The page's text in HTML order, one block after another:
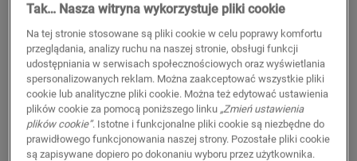
26,20
Sugerowana cena brutto
WYSZUKAJ
Tak… Nasza witryna wykorzystuje pliki cookie
Na tej stronie stosowane są pliki cookie w celu poprawy komfortu
przeglądania, analizy ruchu na naszej stronie, obsługi funkcji
udostępniania w serwisach społecznościowych oraz wyświetlania
spersonalizowanych reklam. Można zaakceptować wszystkie pliki
cookie lub analityczne pliki cookie. Można też edytować ustawienia
plików cookie za pomocą poniższego linku „Zmień ustawienia
plików cookie”. Istotne i funkcjonalne pliki cookie są niezbędne do
prawidłowego funkcjonowania naszej strony. Pozostałe pliki cookie
są zapisywane dopiero po dokonaniu wyboru przez użytkownika.